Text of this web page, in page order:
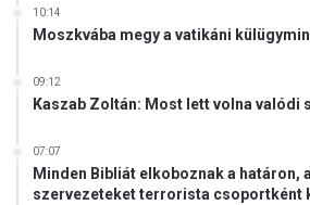
10:14
Moszkvába megy a vatikáni
09:12
Kaszab Zoltán: Most lett volna valódi
07:07
Minden Bibliát elkoboznak a határon,
szervezeteket terrorista csoportként